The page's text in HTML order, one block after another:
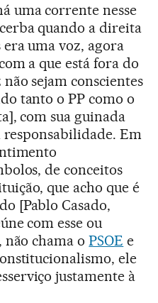
uma corrente nesse
quando a direita
uma voz, agora
a que está fora do
sejam conscientes
tanto o PP como o
com sua guinada
responsabilidade. Em
de conceitos
que acho que é
[Pablo Casado,
com esse ou
não chama oPSOE e
ele
justamente à